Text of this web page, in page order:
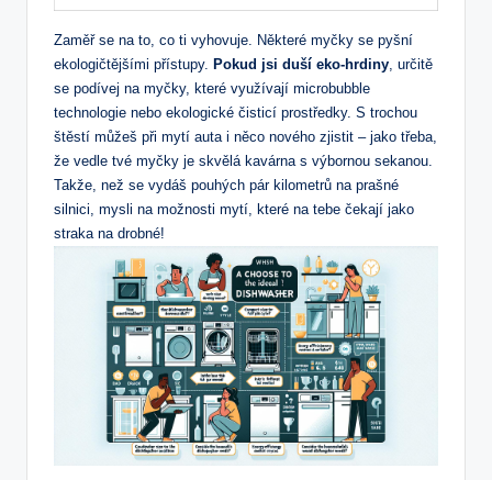
Zaměř se na to, co ti vyhovuje. Některé myčky se pyšní
ekologičtějšími přístupy. Pokud jsi duší eko-hrdiny, určitě
se podívej na myčky, které využívají microbubble
technologie nebo ekologické čisticí prostředky. S trochou
štěstí můžeš při mytí auta i něco nového zjistit – jako třeba,
že vedle tvé myčky je skvělá kavárna s výbornou sekanou.
Takže, než se vydáš pouhých pár kilometrů na prašné
silnici, mysli na možnosti mytí, které na tebe čekají jako
straka na drobné!